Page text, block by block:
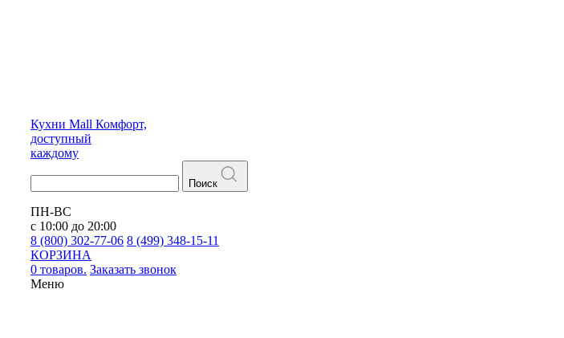
Кухни Mall Комфорт,
доступный
каждому
Поиск
ПН-ВС
с 10:00 до 20:00
8 (800) 302-77-06 8 (499) 348-15-11
КОРЗИНА
0 товаров. Заказать звонок
Меню